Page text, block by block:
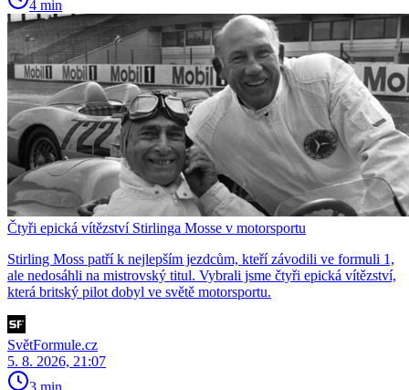
4 min
Čtyři epická vítězství Stirlinga Mosse v motorsportu
Stirling Moss patří k nejlepším jezdcům, kteří závodili ve formuli 1,
ale nedosáhli na mistrovský titul. Vybrali jsme čtyři epická vítězství,
která britský pilot dobyl ve světě motorsportu.
SvětFormule.cz
5. 8. 2026, 21:07